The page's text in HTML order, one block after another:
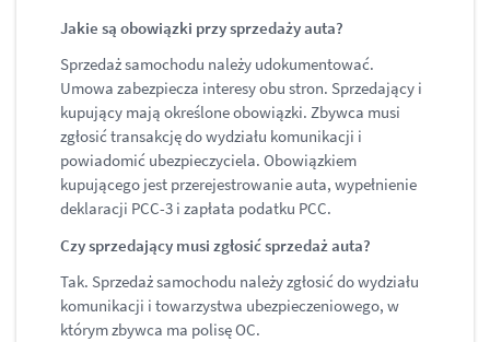
Jakie są obowiązki przy sprzedaży auta?
Sprzedaż samochodu należy udokumentować.
Umowa zabezpiecza interesy obu stron. Sprzedający i
kupujący mają określone obowiązki. Zbywca musi
zgłosić transakcję do wydziału komunikacji i
powiadomić ubezpieczyciela. Obowiązkiem
kupującego jest przerejestrowanie auta, wypełnienie
deklaracji PCC-3 i zapłata podatku PCC.
Czy sprzedający musi zgłosić sprzedaż auta?
Tak. Sprzedaż samochodu należy zgłosić do wydziału
komunikacji i towarzystwa ubezpieczeniowego, w
którym zbywca ma polisę OC.